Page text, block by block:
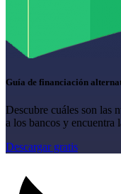
Guía de financiación
Descubre cuáles son las
a los bancos y encuentra
Descargar gratis